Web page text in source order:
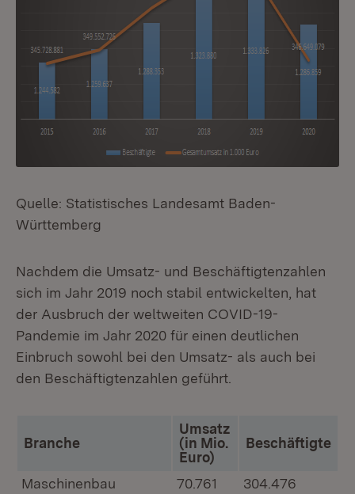
Quelle: Statistisches Landesamt Baden-
Württemberg
Nachdem die Umsatz- und Beschäftigtenzahlen
sich im Jahr 2019 noch stabil entwickelten, hat
der Ausbruch der weltweiten COVID-19-
Pandemie im Jahr 2020 für einen deutlichen
Einbruch sowohl bei den Umsatz- als auch bei
den Beschäftigtenzahlen geführt.
Branche
Umsatz
(in Mio.
Euro)
Beschäftigte
Maschinenbau 70.761
304.476